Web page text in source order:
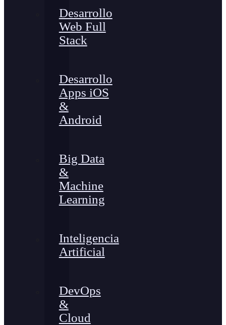
Desarrollo
Web Full
Stack
Desarrollo
Apps iOS
&
Android
Big Data
&
Machine
Learning
Inteligencia
Artificial
DevOps
&
Cloud